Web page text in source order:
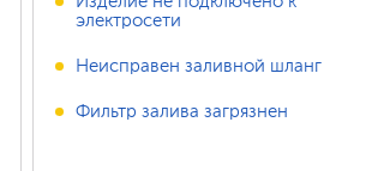
электросети
Неисправен заливной шланг
Фильтр залива загрязнен